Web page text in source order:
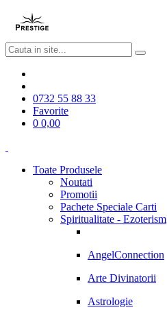
0732 55 88 33
Favorite
0 0,00
Toate Produsele
Noutati
Promotii
Pachete Speciale Carti
Spiritualitate - Ezoterism
AngelConnection
Arte Divinatorii
Astrologie